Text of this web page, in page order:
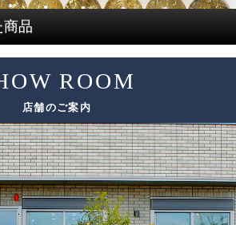
ことで、この組み替え作業を可能と
ルチルクォーツは、仕入れのチャン
め、替えのビーズをご用意できない
ままの美しさをご紹介しております。
は、「ルチル」「水晶」の2つの要素
なる評価ポイント
商品
ROOM
店舗のご案内